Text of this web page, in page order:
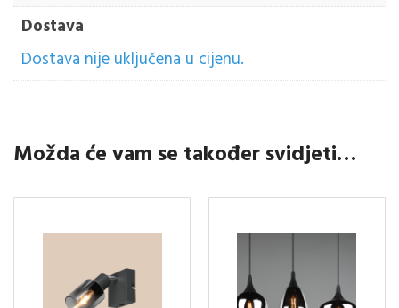
Dostava
Dostava nije uključena u cijenu.
Možda će vam se također svidjeti…